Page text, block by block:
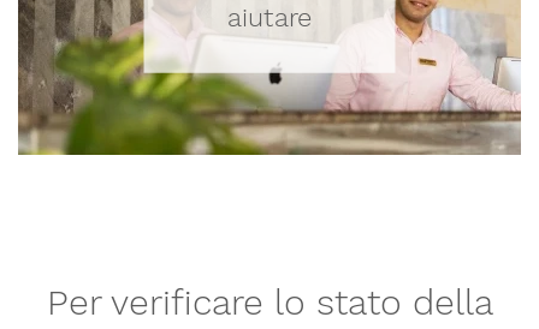
aiutare
Per verificare lo stato della